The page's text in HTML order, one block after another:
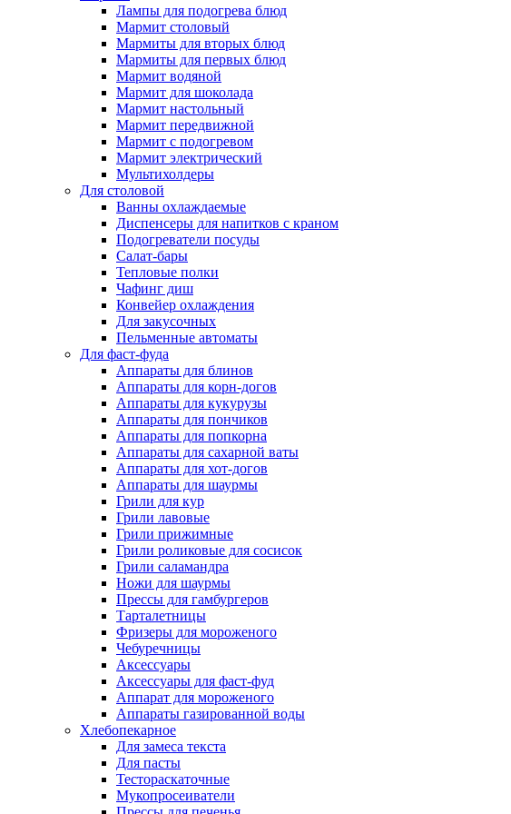
Лампы для подогрева блюд
Мармит столовый
Мармиты для вторых блюд
Мармиты для первых блюд
Мармит водяной
Мармит для шоколада
Мармит настольный
Мармит передвижной
Мармит с подогревом
Мармит электрический
Мультихолдеры
Для столовой
Ванны охлаждаемые
Диспенсеры для напитков с краном
Подогреватели посуды
Салат-бары
Тепловые полки
Чафинг диш
Конвейер охлаждения
Для закусочных
Пельменные автоматы
Для фаст-фуда
Аппараты для блинов
Аппараты для корн-догов
Аппараты для кукурузы
Аппараты для пончиков
Аппараты для попкорна
Аппараты для сахарной ваты
Аппараты для хот-догов
Аппараты для шаурмы
Грили для кур
Грили лавовые
Грили прижимные
Грили роликовые для сосисок
Грили саламандра
Ножи для шаурмы
Прессы для гамбургеров
Тарталетницы
Фризеры для мороженого
Чебуречницы
Аксессуары
Аксессуары для фаст-фуд
Аппарат для мороженого
Аппараты газированной воды
Хлебопекарное
Для замеса текста
Для пасты
Тестораскаточные
Мукопросеиватели